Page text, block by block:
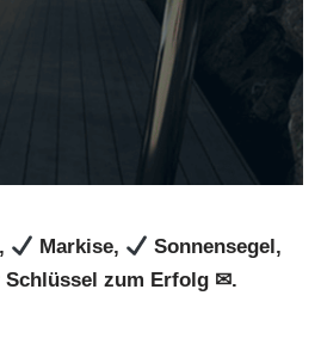
Markise,
Sonnensegel,
Schlüssel zum Erfolg ✉.